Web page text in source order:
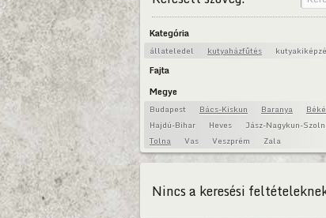
Kategória
állateledel kutyaházfűtés
Fajta
Megye
Budapest Bács-Kiskun Baranya
Hajdú-Bihar
Heves Jász-Nagykun-
Tolna
Vas Veszprém Zala
Nincs a keresési